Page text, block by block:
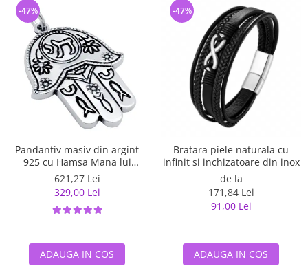
Pandantiv masiv din argint
925 cu Hamsa Mana lui
Fatima
621,27 Lei
329,00 Lei
-47%
ADAUGA IN COS
Bratara piele naturala cu
infinit si inchizatoare din inox
de la
171,84 Lei
91,00 Lei
-47%
ADAUGA IN COS